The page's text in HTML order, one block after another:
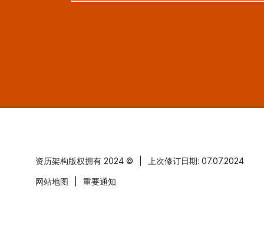
资历架构版权拥有 2024 © 上次修订日期: 07.07.2024
网站地图 重要通知